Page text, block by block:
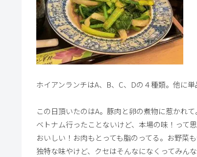
ホイアンランチはA、B、C、Dの４種類。他に
この日頂いたのはA。豚肉と卵の煮物に惹かれて
ベトナム行ったことないけど、本場の味！って
おいしい！お肉もとっても脂のってる。お野菜
独特な味やけど、クセはそんなになくってみん